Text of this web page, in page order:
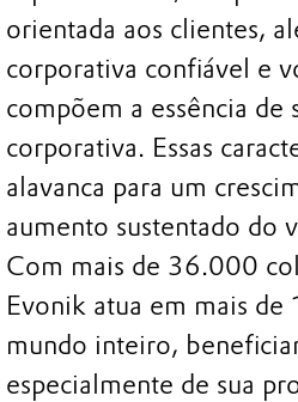
orientada aos clientes,
corporativa confiável e
compõem a essência de
corporativa. Essas
alavanca para um
aumento sustentado do
Com mais de 36.000
Evonik atua em mais de
mundo inteiro,
especialmente de sua